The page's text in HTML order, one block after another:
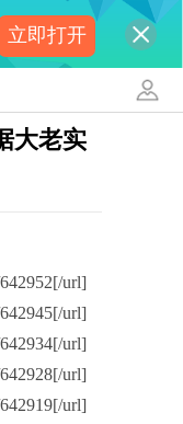
立即打开
大老实
url]
url]
url]
url]
url]